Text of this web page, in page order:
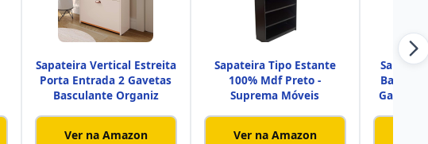
Sapateira Vertical Estreita
Porta Entrada 2 Gavetas
Basculante Organiz
Ver na Amazon
Sapateira Tipo Estante
100% Mdf Preto -
Suprema Móveis
Ver na Amazon
Gavetas